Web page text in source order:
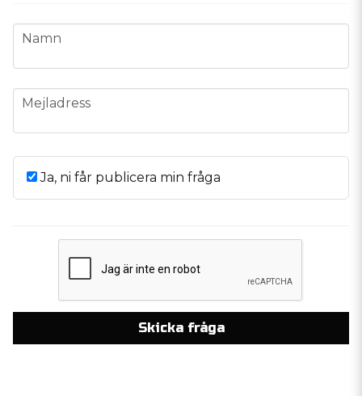
name
Namn
email
Mejladress
Ja, ni får publicera min fråga
Skicka fråga